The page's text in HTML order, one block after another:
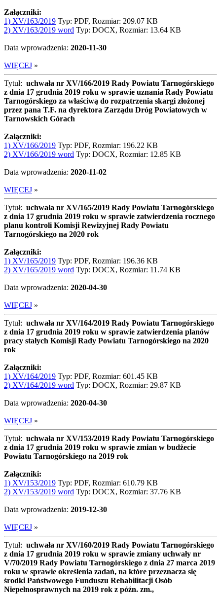
Załączniki:
1) XV/163/2019 Typ: PDF, Rozmiar: 209.07 KB
2) XV/163/2019 word Typ: DOCX, Rozmiar: 13.64 KB
Data wprowadzenia: 2020-11-30
WIĘCEJ »
Tytuł: uchwała nr XV/166/2019 Rady Powiatu Tarnogórskiego
z dnia 17 grudnia 2019 roku w sprawie uznania Rady Powiatu
Tarnogórskiego za właściwą do rozpatrzenia skargi złożonej
przez pana T.F. na dyrektora Zarządu Dróg Powiatowych w
Tarnowskich Górach
Załączniki:
1) XV/166/2019 Typ: PDF, Rozmiar: 196.22 KB
2) XV/166/2019 word Typ: DOCX, Rozmiar: 12.85 KB
Data wprowadzenia: 2020-11-02
WIĘCEJ »
Tytuł: uchwała nr XV/165/2019 Rady Powiatu Tarnogórskiego
z dnia 17 grudnia 2019 roku w sprawie zatwierdzenia rocznego
planu kontroli Komisji Rewizyjnej Rady Powiatu
Tarnogórskiego na 2020 rok
Załączniki:
1) XV/165/2019 Typ: PDF, Rozmiar: 196.36 KB
2) XV/165/2019 word Typ: DOCX, Rozmiar: 11.74 KB
Data wprowadzenia: 2020-04-30
WIĘCEJ »
Tytuł: uchwała nr XV/164/2019 Rady Powiatu Tarnogórskiego
z dnia 17 grudnia 2019 roku w sprawie zatwierdzenia planów
pracy stałych Komisji Rady Powiatu Tarnogórskiego na 2020
rok
Załączniki:
1) XV/164/2019 Typ: PDF, Rozmiar: 601.45 KB
2) XV/164/2019 word Typ: DOCX, Rozmiar: 29.87 KB
Data wprowadzenia: 2020-04-30
WIĘCEJ »
Tytuł: uchwała nr XV/153/2019 Rady Powiatu Tarnogórskiego
z dnia 17 grudnia 2019 roku w sprawie zmian w budżecie
Powiatu Tarnogórskiego na 2019 rok
Załączniki:
1) XV/153/2019 Typ: PDF, Rozmiar: 610.79 KB
2) XV/153/2019 word Typ: DOCX, Rozmiar: 37.76 KB
Data wprowadzenia: 2019-12-30
WIĘCEJ »
Tytuł: uchwała nr XV/160/2019 Rady Powiatu Tarnogórskiego
z dnia 17 grudnia 2019 roku w sprawie zmiany uchwały nr
V/70/2019 Rady Powiatu Tarnogórskiego z dnia 27 marca 2019
roku w sprawie określenia zadań, na które przeznacza się
środki Państwowego Funduszu Rehabilitacji Osób
Niepełnosprawnych na 2019 rok z późn. zm.,